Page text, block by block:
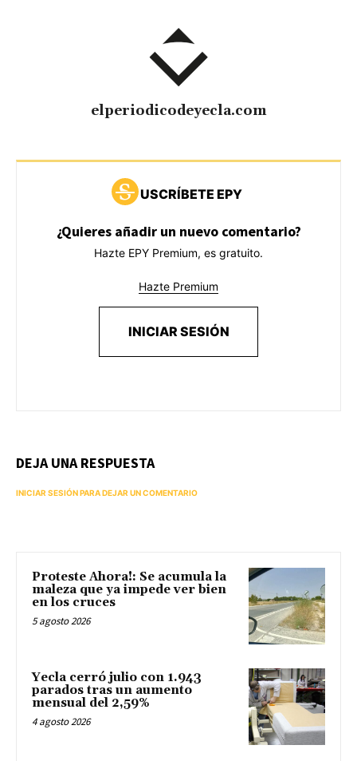
elperiodicodeyecla.com
USCRÍBETE EPY
¿Quieres añadir un nuevo comentario?
Hazte EPY Premium, es gratuito.
Hazte Premium
INICIAR SESIÓN
DEJA UNA RESPUESTA
INICIAR SESIÓN PARA DEJAR UN COMENTARIO
Proteste Ahora!: Se acumula la
maleza que ya impede ver bien
en los cruces
5 agosto 2026
Yecla cerró julio con 1.943
parados tras un aumento
mensual del 2,59%
4 agosto 2026